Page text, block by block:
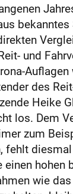
und
des
Heike
los. Dem
zum
fehlt
wie